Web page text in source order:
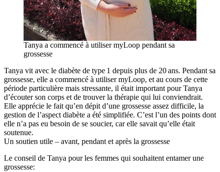
Tanya a commencé à utiliser myLoop pendant sa
grossesse
Tanya vit avec le diabète de type 1 depuis plus de 20 ans. Pendant sa
grossesse, elle a commencé à utiliser myLoop, et au cours de cette
période particulière mais stressante, il était important pour Tanya
d’écouter son corps et de trouver la thérapie qui lui conviendrait.
Elle apprécie le fait qu’en dépit d’une grossesse assez difficile, la
gestion de l’aspect diabète a été simplifiée. C’est l’un des points dont
elle n’a pas eu besoin de se soucier, car elle savait qu’elle était
soutenue.
Un soutien utile – avant, pendant et après la grossesse
Le conseil de Tanya pour les femmes qui souhaitent entamer une
grossesse: